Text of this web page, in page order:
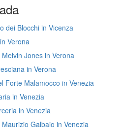
dei Blocchi in Vicenza
Verona
Melvin Jones in Verona
in Verona
Forte Malamocco in Venezia
in Venezia
in Venezia
Galbaio in Venezia